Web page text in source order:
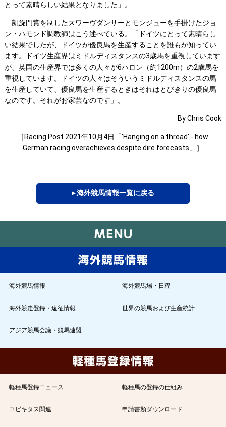
とって素晴らしい結果となりました」。
凱旋門賞を制したスワーヴダンサーとモンジューを手掛けたジョ
ン・ハモンド調教師はこう述べている。「ドイツにとって素晴らし
い結果でしたが、ドイツが優良馬を生産することを誰もが知ってい
ます。ドイツ生産界はミドルディスタンスの3歳馬を重視しています
が、英国の生産界では多くの人々が6ハロン（約1200m）の2歳馬を
重視しています。ドイツの人々はそういうミドルディスタンスの馬
を生産していて、優良馬を生産するときはそれはとびきりの優良馬
なのです。それがお家芸なのです」。
By Chris Cook
［Racing Post 2021年10月4日「'Hanging on a thread' - how
German racing overachieves despite dire forecasts」］
▸ 海外競馬情報一覧に戻る
海外競馬情報 海外競馬場・日程
海外競走登録・遠征情報 世界の競馬および生産統計
アジア競馬会議・競馬連盟
軽種馬登録ニュース 軽種馬の登録の仕組み
ユビキタス関連 申請書類ダウンロード